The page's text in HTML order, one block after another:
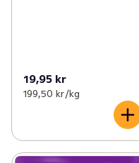
19,95 kr
199,50 kr /kg